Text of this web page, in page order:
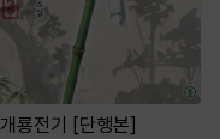
개룡전기 [단행본]